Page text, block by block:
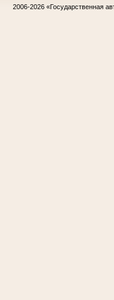
2006-2026 «Государственная